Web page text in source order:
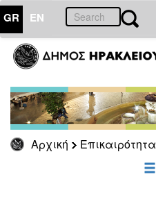
GR EN
Αρχική Επικαιρότητα
ΕΠΙΚΑΙΡΟΤΗΤΑ
Τύπου
Αρχείο